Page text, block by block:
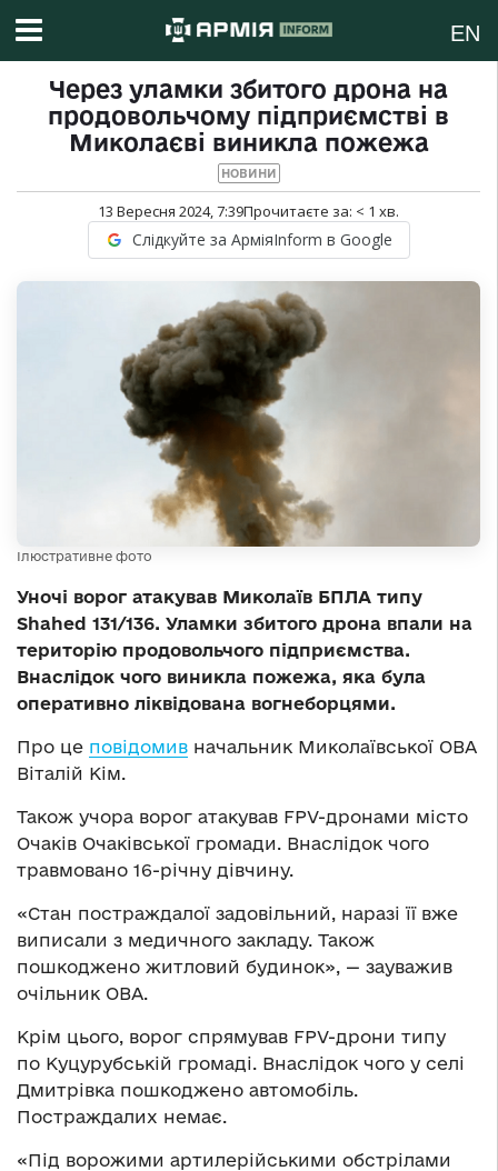
EN
Через уламки збитого дрона на
продовольчому підприємстві в
Миколаєві виникла пожежа
НОВИНИ
13 Вересня 2024, 7:39Прочитаєте за: < 1 хв.
Слідкуйте за АрміяInform в Google
Ілюстративне фото
Уночі ворог атакував Миколаїв БПЛА типу
Shahed 131/136. Уламки збитого дрона впали на
територію продовольчого підприємства.
Внаслідок чого виникла пожежа, яка була
оперативно ліквідована вогнеборцями.
Про це повідомив начальник Миколаївської ОВА
Віталій Кім.
Також учора ворог атакував FPV-дронами місто
Очаків Очаківської громади. Внаслідок чого
травмовано 16-річну дівчину.
«Стан постраждалої задовільний, наразі її вже
виписали з медичного закладу. Також
пошкоджено житловий будинок», — зауважив
очільник ОВА.
Крім цього, ворог спрямував FPV-дрони типу
по Куцурубській громаді. Внаслідок чого у селі
Дмитрівка пошкоджено автомобіль.
Постраждалих немає.
«Під ворожими артилерійськими обстрілами